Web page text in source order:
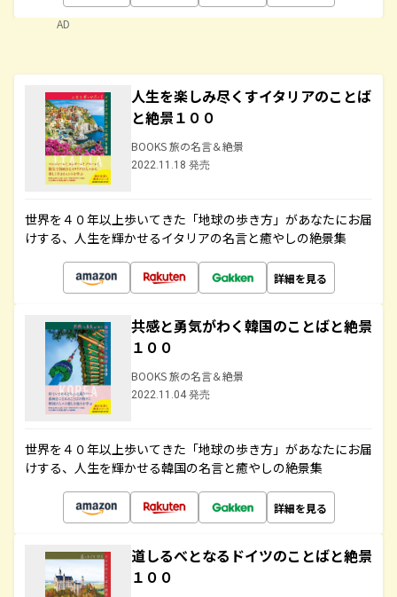
AD
人生を楽しみ尽くすイタリアのことば
と絶景１００
BOOKS 旅の名言＆絶景
2022.11.18 発売
世界を４０年以上歩いてきた「地球の歩き方」があなたにお届
けする、人生を輝かせるイタリアの名言と癒やしの絶景集
詳細を見る
共感と勇気がわく韓国のことばと絶景
１００
BOOKS 旅の名言＆絶景
2022.11.04 発売
世界を４０年以上歩いてきた「地球の歩き方」があなたにお届
けする、人生を輝かせる韓国の名言と癒やしの絶景集
詳細を見る
道しるべとなるドイツのことばと絶景
１００